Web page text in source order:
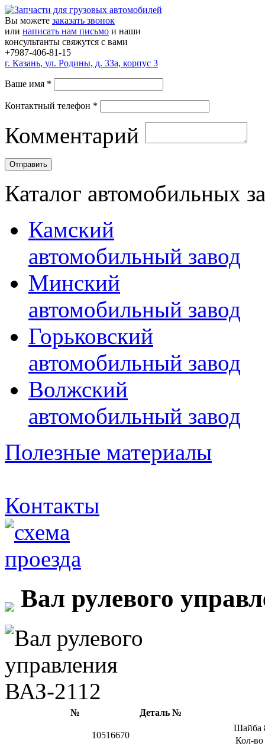
Вы можете заказать звонок
или написать нам письмо и наши
консультанты свяжутся с вами
+7987-406-81-15
г. Казань, ул. Родины, д. 33а, корпус 3
Ваше имя *
Контактный телефон *
Комментарий
Каталог автомобильных
Камский
автомобильный завод
Минский
автомобильный завод
Горьковский
автомобильный завод
Волжский
автомобильный завод
Полезные материалы
Контакты
Вал рулевого
№ Деталь №
10516670
Шайба
Кол-